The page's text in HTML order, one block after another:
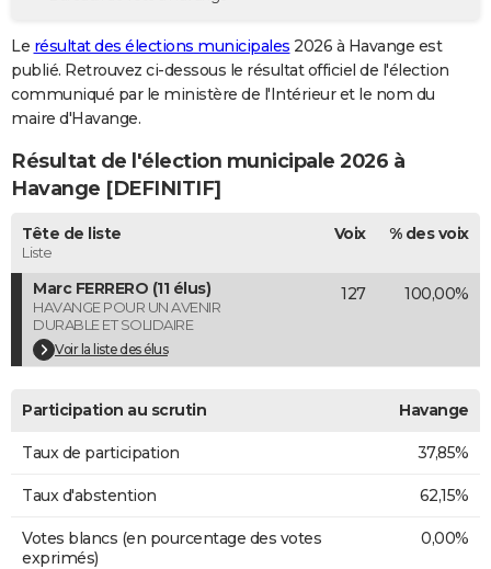
GUIDES D'ACHAT
BONS PLANS
CARTE DE VOEUX
Carte de Noël
Carte Bonne année
Carte Saint-Valentin
Carte Pâques
Carte d'anniversaire
DICTIONNAIRE
Dictionnaire
Biographies
Citations
Expressions
Proverbes
PROGRAMME TV
COPAINS D'AVANT
S'inscrire
Se connecter
Lycées
Collèges
Primaires
Universités
Entreprises
Service militaire
Avis de recherche
AVIS DE DÉCÈS
Bricolage
Lifestyle
Culture
Sport
Auto
Television
Voyage
Cinema
Le résultat des élections municipales 2026 à Havange est
publié. Retrouvez ci-dessous le résultat officiel de l'élection
communiqué par le ministère de l'Intérieur et le nom du
maire d'Havange.
Résultat de l'élection municipale 2026 à
Havange [DEFINITIF]
Tête de liste
Liste
Voix % des voix
Marc FERRERO (11 élus)
HAVANGE POUR UN AVENIR
DURABLE ET SOLIDAIRE
Voir la liste des élus
127 100,00%
Participation au scrutin Havange
Taux de participation 37,85%
Taux d'abstention 62,15%
Votes blancs (en pourcentage des votes
exprimés)
0,00%